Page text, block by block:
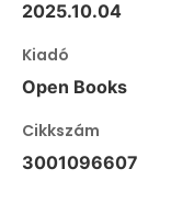
2025.10.04
Kiadó
Open Books
Cikkszám
3001096607